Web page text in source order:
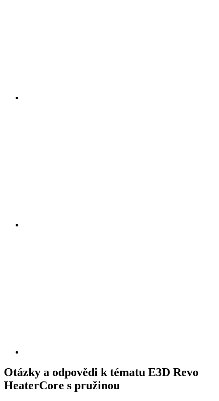
Otázky a odpovědi k tématu E3D Revo
HeaterCore s pružinou